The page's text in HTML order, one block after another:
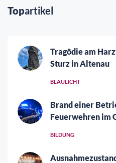
Topartikel
Tragödie am
Sturz in Altenau
BLAULICHT
Brand einer
Feuerwehren im
BILDUNG